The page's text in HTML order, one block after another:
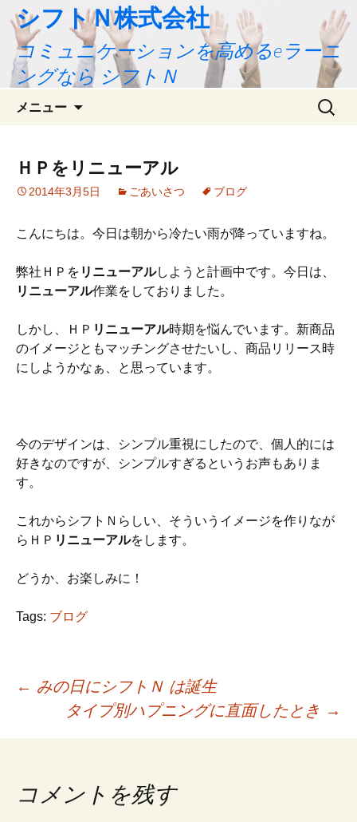
シフトＮ株式会社
コミュニケーションを高めるeラーニ
ングなら シフトＮ
メニュー
ツ
へ
キ
プ
検
ＨＰをリニューアル
2014年3月5日 ごあいさつ ブログ
こんにちは。今日は朝から冷たい雨が降っていますね。
弊社ＨＰを リニューアルしようと計画中です。今日は、
リニューアル作業をしておりました。
しかし、ＨＰ リニューアル時期を悩んでいます。新商品
のイメージともマッチングさせたいし、商品リリース時
にしようかなぁ、と思っています。
今のデザインは、シンプル重視にしたので、個人的には
好きなのですが、シンプルすぎるというお声もありま
す。
これからシフトＮらしい、そういうイメージを作りなが
らＨＰ リニューアルをします。
どうか、お楽しみに！
Tags: ブログ
投
← みの日にシフトＮ は誕生
タイプ別ハプニングに直面したとき →
コメントを残す